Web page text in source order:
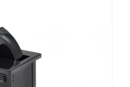
de puerta de
250VAC SPST NO